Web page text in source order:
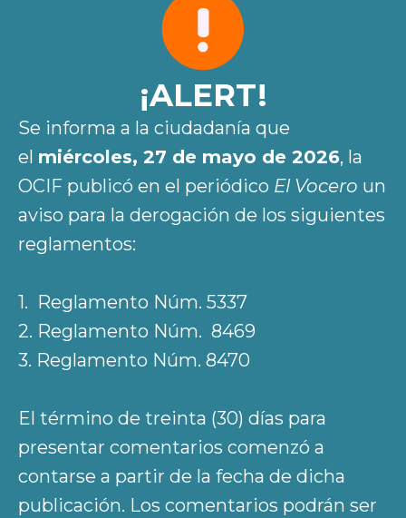
¡ALERT!
Se informa a la ciudadanía que
el miércoles, 27 de mayo de 2026, la
OCIF publicó en el periódico El Vocero un
aviso para la derogación de los siguientes
reglamentos:
1. Reglamento Núm. 5337
2. Reglamento Núm. 8469
3. Reglamento Núm. 8470
El término de treinta (30) días para
presentar comentarios comenzó a
contarse a partir de la fecha de dicha
publicación. Los comentarios podrán ser